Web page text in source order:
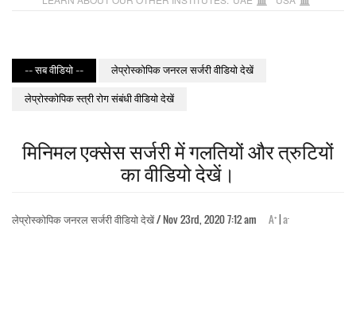
-- सब वीडियो -- लेप्रोस्कोपिक जनरल सर्जरी वीडियो देखें
लेप्रोस्कोपिक स्त्री रोग संबंधी वीडियो देखें
मिनिमल एक्सेस सर्जरी में गलतियों और त्रुटियों
का वीडियो देखें।
लेप्रोस्कोपिक जनरल सर्जरी वीडियो देखें / Nov 23rd, 2020 7:12 am A+ |a-